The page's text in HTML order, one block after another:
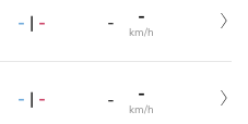
- | - - -
km/h
- | - - -
km/h